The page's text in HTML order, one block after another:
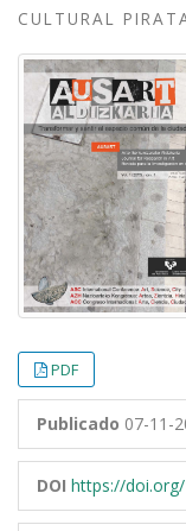
CULTURAL
PDF
Publicado 07-11-
DOI https://